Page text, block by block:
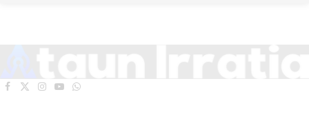
Facebook
X
Instagram
YouTubeWhatsApp